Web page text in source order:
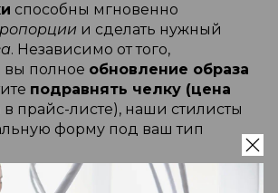
способны мгновенно
и сделать нужный
. Независимо от того,
вы полное обновление образа
подравнять челку (цена
в прайс-листе), наши стилисты
форму под ваш тип
разные
виды стрижек